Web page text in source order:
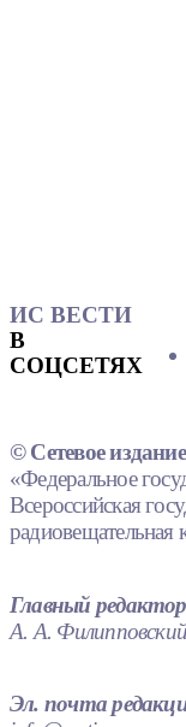
ИС ВЕСТИ
В
СОЦСЕТЯХ
© Сетевое
«Федеральное
Всероссийская
Главный редактор
А. А. Филипповский
Эл. почта